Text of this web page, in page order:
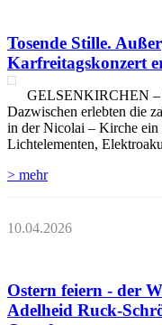
Tosende Stille.
Karfreitagskonzert
GELSENKIRCHEN –
Dazwischen erlebten die
in der Nicolai – Kirche
Lichtelementen,
> mehr
10.04.2026
Ostern feiern - der
Adelheid Ruck-